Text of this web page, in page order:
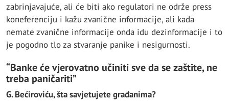
zabrinjavajuće, ali će biti ako regulatori ne održe press
koneferenciju i kažu zvanične informacije, ali kada
nemate zvanične informacije onda idu dezinformacije i to
je pogodno tlo za stvaranje panike i nesigurnosti.
“Banke će vjerovatno učiniti sve da se zaštite, ne
treba paničariti”
G. Bećiroviću, šta savjetujete građanima?